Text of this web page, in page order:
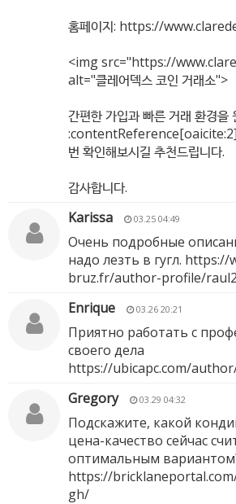
홈페이지: https://
<img src="https://
alt="클레어덱스 코인 거래소">
간편한 가입과 빠른 거래 환경을
번 확인해보시길 추천드립니다.
감사합니다.
Karissa
03.25 04:49
Очень подробные
надо лезть в гугл. https://
bruz.fr/author-profile/
Enrique
03.26 20:21
Приятно работать с
своего дела
https://ubicapc.com/
Gregory
03.29 04:32
Подскажите, какой
цена-качество сейчас
оптимальным
https://
gh/